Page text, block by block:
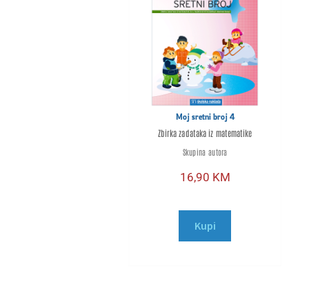
Moj sretni broj 4
Zbirka zadataka iz matematike
Skupina autora
16,90 KM
Kupi